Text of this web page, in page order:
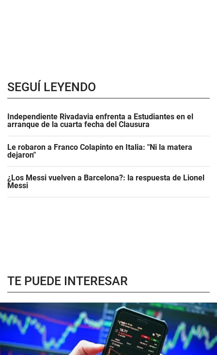
SEGUÍ LEYENDO
Independiente Rivadavia enfrenta a Estudiantes en el
arranque de la cuarta fecha del Clausura
Le robaron a Franco Colapinto en Italia: "Ni la matera
dejaron"
¿Los Messi vuelven a Barcelona?: la respuesta de Lionel
Messi
TE PUEDE INTERESAR